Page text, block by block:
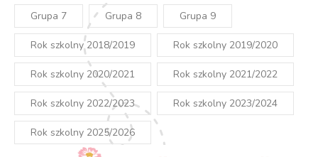
Grupa 7 Grupa 8 Grupa 9
Rok szkolny 2018/2019 Rok szkolny 2019/2020
Rok szkolny 2020/2021 Rok szkolny 2021/2022
Rok szkolny 2022/2023 Rok szkolny 2023/2024
Rok szkolny 2025/2026